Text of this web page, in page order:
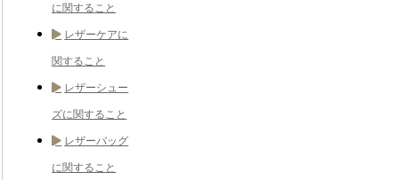
に関すること
レザーケアに
関すること
レザーシュー
ズに関すること
レザーバッグ
に関すること